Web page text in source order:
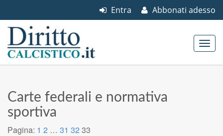
Abbonati adesso
Entra
Carte federali e normativa
sportiva
Pagina: 1 2 … 31 32 33